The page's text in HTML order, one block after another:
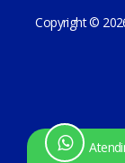
Copyright ©